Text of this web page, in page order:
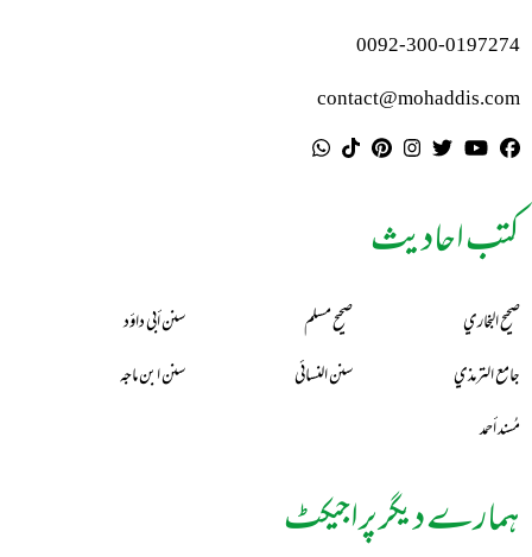
0092-300-0197274
contact@mohaddis.com
کتب احادیث
صحيح البخاري صحيح مسلم
سنن أبي داؤد
جامع الترمذي
سنن النسائي
سنن ابن ماجه
مُسند أحمد
ہمارے دیگر پراجیکٹ